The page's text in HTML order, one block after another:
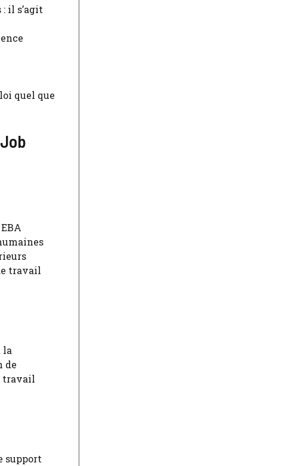
il s’agit
quel que
travail
la
de
travail
support